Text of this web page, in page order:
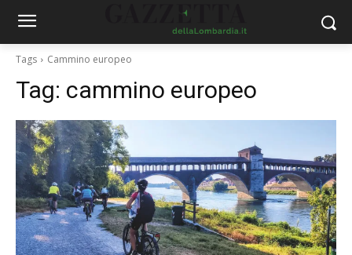
Tags Cammino europeo
Tag: cammino europeo